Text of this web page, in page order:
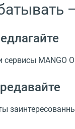
сервисы MANGO